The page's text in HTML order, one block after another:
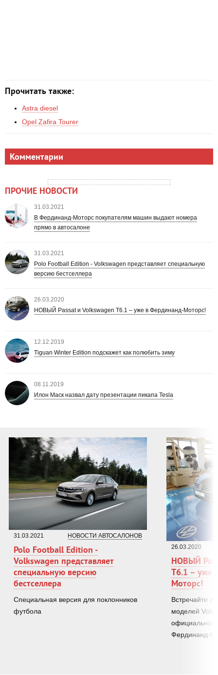
Прочитать также:
Astra diesel
Opel Zafira Tourer
Комментарии
ПРОЧИЕ НОВОСТИ
31.03.2021
В Фердинанд-Моторс покупателям машин выдают номера
прямо в автосалоне
31.03.2021
Polo Football Edition - Volkswagen представляет специальную
версию бестселлера
26.03.2020
НОВЫЙ Passat и Volkswagen T6.1 – уже в Фердинанд-Моторс!
12.12.2019
Tiguan Winter Edition подскажет как полюбить зиму
08.11.2019
Илон Маск назвал дату презентации пикапа Tesla
31.03.2021 НОВОСТИ АВТОСАЛОНОВ
Polo Football Edition -
Volkswagen представляет
специальную версию
бестселлера
Специальная версия для поклонников
футбола
26.03.2020
НОВЫЙ
T6.1 – уже
Моторс!
Встречайте
моделей
Фердинанд-